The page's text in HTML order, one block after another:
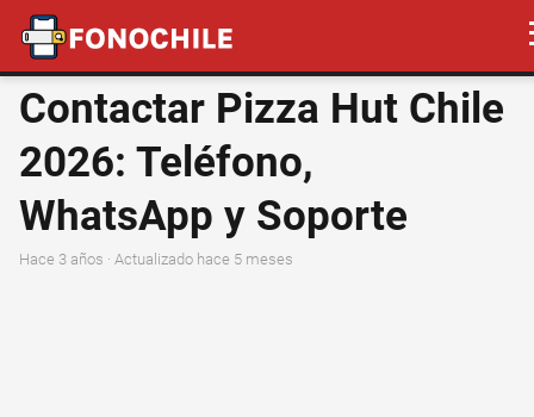
Contactar Pizza Hut Chile
2026: Teléfono,
WhatsApp y Soporte
hace 3 años · Actualizado hace 5 meses